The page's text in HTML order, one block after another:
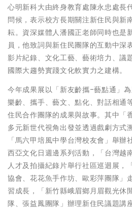
心明新科大由終身教育處陳永忠處長
問候，表示校方長期關注新住民與新
耘。資深媒體人潘國正老師同時也是
員，他致詞與新住民團隊的互動中深
影片紀錄、文化工藝、藝術培力、議
國際大趨勢實踐文化軟實力之建構。
今年成果展以「新友齡攜-藝點通」為
樂齡、攜手、藝文、點化、對話相通
住民合作團隊的成果與故事。其中「
多元新世代視角出發並透過戲劇方式
「馬六甲培風中學台灣校友會」舉
西亞文化日週邊系列活動，「台灣越
人才及拍攝紀錄片舉行社區巡迴展，
協會、花花魚手作坊、歐彩萍團隊」
習成長，「新竹縣峨眉鄉月眉觀光休
隊、張益鳳團隊」辦理新住民議題講